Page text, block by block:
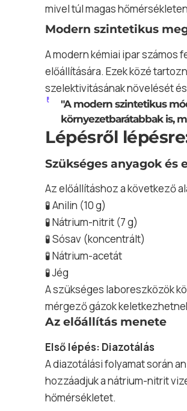
mivel túl magas
Modern szintetikus
A modern kémiai ipar számos
előállítására. Ezek közé
szelektivitásának növelését
"A modern szintetikus
környezetbarátabbak is,
Lépésről
Szükséges anyagok és
Az előállításhoz a következő
🧪 Anilin (10 g)
🧪 Nátrium-nitrit (7 g)
🧪 Sósav (koncentrált)
🧪 Nátrium-acetát
🧪 Jég
A szükséges laboreszközök
mérgező gázok
Az előállítás menete
Első lépés: Diazotálás
A diazotálási folyamat során
hozzáadjuk a nátrium-nitrit
hőmérsékletet.